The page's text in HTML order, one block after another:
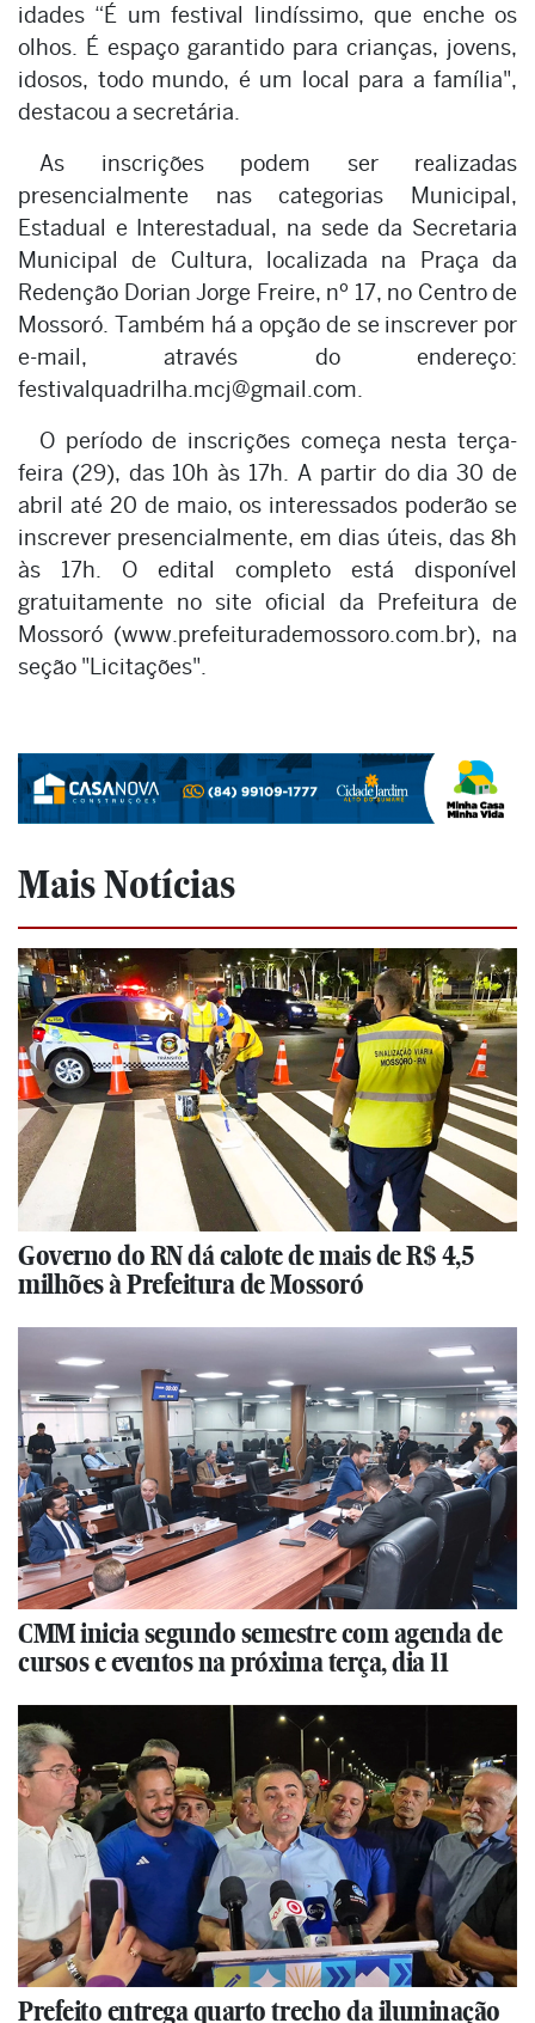
idades “É um festival lindíssimo, que enche os
olhos. É espaço garantido para crianças, jovens,
idosos, todo mundo, é um local para a família",
destacou a secretária.
As inscrições podem ser realizadas
presencialmente nas categorias Municipal,
Estadual e Interestadual, na sede da Secretaria
Municipal de Cultura, localizada na Praça da
Redenção Dorian Jorge Freire, nº 17, no Centro de
Mossoró. Também há a opção de se inscrever por
e-mail, através do endereço:
festivalquadrilha.mcj@gmail.com.
O período de inscrições começa nesta terça-
feira (29), das 10h às 17h. A partir do dia 30 de
abril até 20 de maio, os interessados poderão se
inscrever presencialmente, em dias úteis, das 8h
às 17h. O edital completo está disponível
gratuitamente no site oficial da Prefeitura de
Mossoró (www.prefeiturademossoro.com.br), na
seção "Licitações".
Mais Notícias
Governo do RN dá calote de mais de R$ 4,5
milhões à Prefeitura de Mossoró
CMM inicia segundo semestre com agenda de
cursos e eventos na próxima terça, dia 11
Prefeito entrega quarto trecho da iluminação